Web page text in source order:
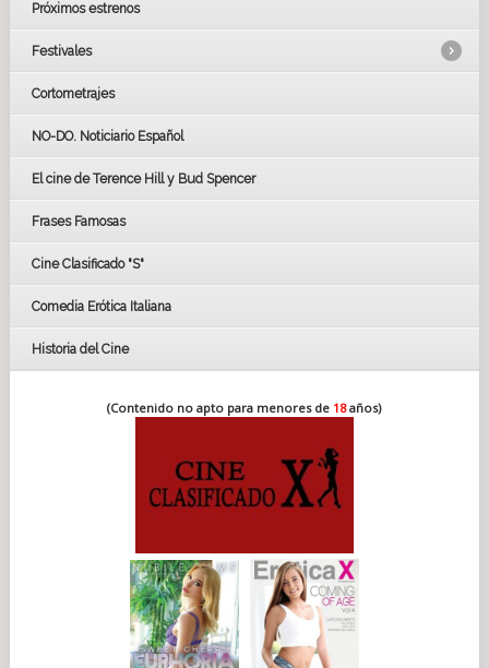
Próximos estrenos
Festivales
LOS OSCARS
GOYAS
BAFTA
Cortometrajes
NO-DO. Noticiario Español
El cine de Terence Hill y Bud Spencer
Frases Famosas
Cine Clasificado "S"
Comedia Erótica Italiana
Historia del Cine
(Contenido no apto para menores de 18años)